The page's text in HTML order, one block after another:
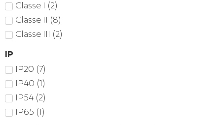
Classe I (2)
Classe II (8)
Classe III (2)
IP
IP20 (7)
IP40 (1)
IP54 (2)
IP65 (1)